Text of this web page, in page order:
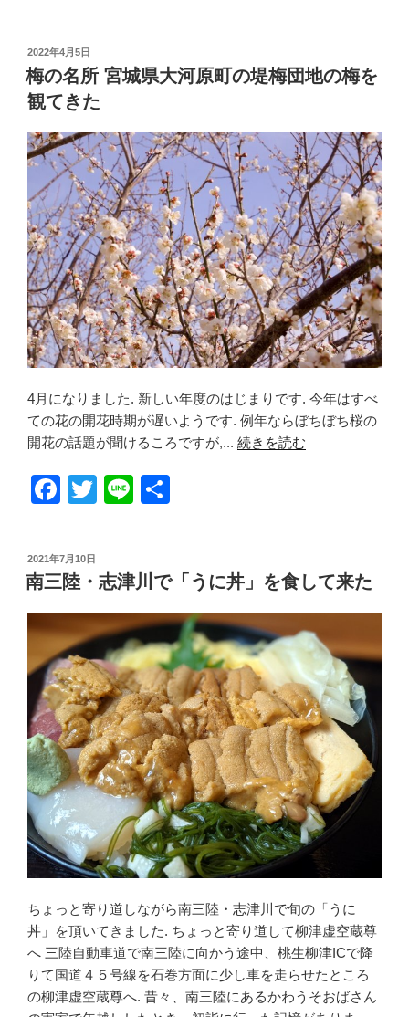
c
e
b
o
o
k
er
投
稿
日:
2022年4月5日
梅の名所 宮城県大河原町の堤梅団地の梅を
観てきた
4月になりました. 新しい年度のはじまりです. 今年はすべ
ての花の開花時期が遅いようです. 例年ならぼちぼち桜の
開花の話題が聞けるころですが,... 続きを読む
F
c
e
b
o
o
k
T
er
Li
投
稿
日:
2021年7月10日
南三陸・志津川で「うに丼」を食して来た
ちょっと寄り道しながら南三陸・志津川で旬の「うに
丼」を頂いてきました. ちょっと寄り道して柳津虚空蔵尊
へ 三陸自動車道で南三陸に向かう途中、桃生柳津ICで降
りて国道４５号線を石巻方面に少し車を走らせたところ
の柳津虚空蔵尊へ. 昔々、南三陸にあるかわうそおばさん